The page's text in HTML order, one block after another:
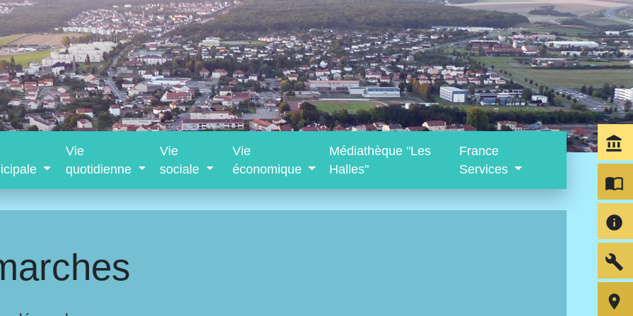
Vie
quotidienne
Vie
sociale
Vie
économique
Médiathèque "Les
Halles"
France
Services
account_balance
import_contacts
info
build
room